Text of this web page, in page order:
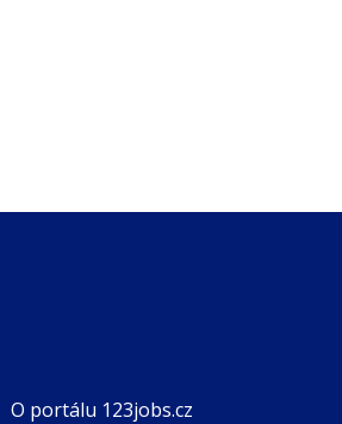
O portálu 123jobs.cz